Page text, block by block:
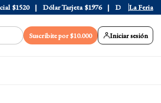
$1520 Dólar Tarjeta $1976 Dólar Blue $1530
La Feria
Suscribite por $10.000 Iniciar sesión